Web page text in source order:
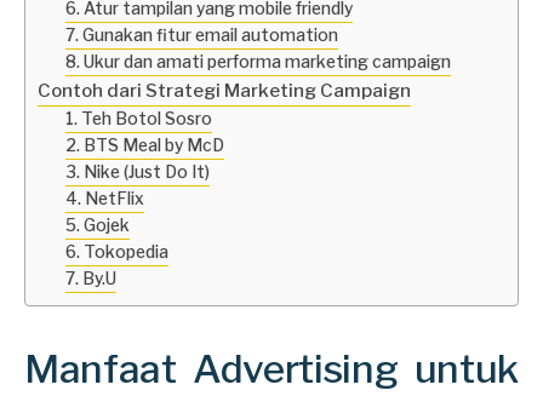
6. Atur tampilan yang mobile friendly
7. Gunakan fitur email automation
8. Ukur dan amati performa marketing campaign
Contoh dari Strategi Marketing Campaign
1. Teh Botol Sosro
2. BTS Meal by McD
3. Nike (Just Do It)
4. NetFlix
5. Gojek
6. Tokopedia
7. By.U
Manfaat Advertising untuk